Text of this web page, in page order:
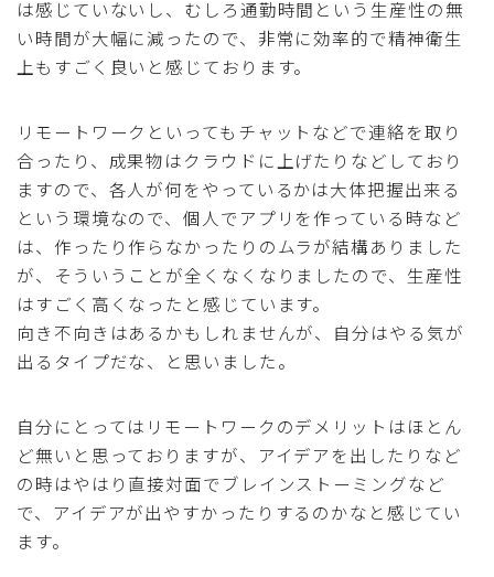
は感じていないし、むしろ通勤時間という生産性の無
い時間が大幅に減ったので、非常に効率的で精神衛生
上もすごく良いと感じております。
リモートワークといってもチャットなどで連絡を取り
合ったり、成果物はクラウドに上げたりなどしており
ますので、各人が何をやっているかは大体把握出来る
という環境なので、個人でアプリを作っている時など
は、作ったり作らなかったりのムラが結構ありました
が、そういうことが全くなくなりましたので、生産性
はすごく高くなったと感じています。
向き不向きはあるかもしれませんが、自分はやる気が
出るタイプだな、と思いました。
自分にとってはリモートワークのデメリットはほとん
ど無いと思っておりますが、アイデアを出したりなど
の時はやはり直接対面でブレインストーミングなど
で、アイデアが出やすかったりするのかなと感じてい
ます。